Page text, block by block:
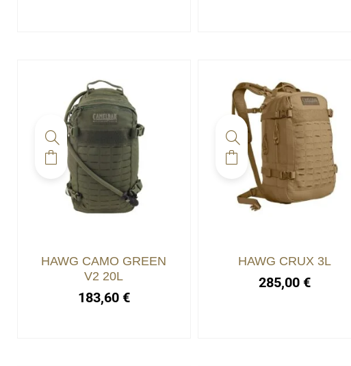
HAWG CAMO GREEN
V2 20L
183,60 €
HAWG CRUX 3L
285,00 €